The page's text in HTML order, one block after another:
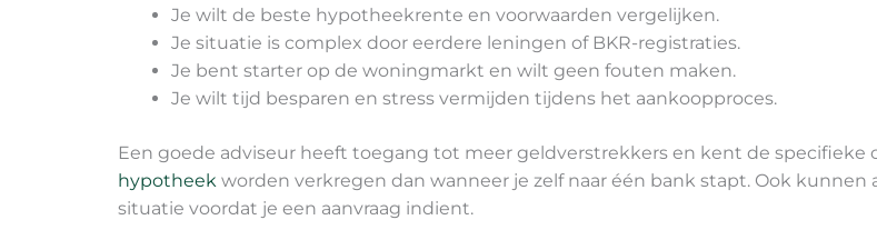
Je wilt de beste hypotheekrente en voorwaarden vergelijken.
Je situatie is complex door eerdere leningen of BKR-registraties.
Je bent starter op de woningmarkt en wilt geen fouten maken.
Je wilt tijd besparen en stress vermijden tijdens het aankoopproces.
Een goede adviseur heeft toegang tot meer geldverstrekkers en kent de specifieke
hypotheek worden verkregen dan wanneer je zelf naar één bank stapt. Ook
situatie voordat je een aanvraag indient.